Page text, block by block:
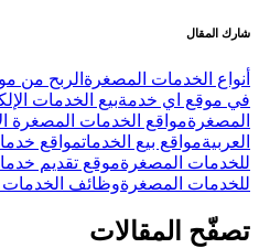
شارك المقال
أنواع الخدمات المصغرة الربح من
في موقع اي خدمةبيع الخدمات
المصغرةمواقع الخدمات المصغرة
العربيةمواقع بيع الخدماتمواقع
للخدمات المصغرةموقع تقديم
للخدمات المصغرةوظائف الخدمات
تصفّح المقالات